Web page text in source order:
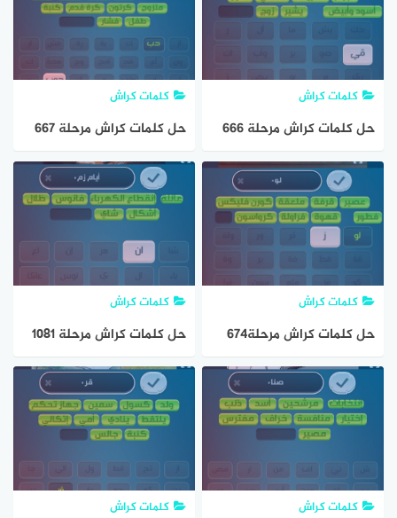
كلمات كراش
حل كلمات كراش مرحلة 666
مقاطع الكلمات
كلمات كراش
حل كلمات كراش مرحلة 667
مقاطع الكلمات
كلمات كراش
حل كلمات كراش مرحلة674
مقاطع الكلمات
كلمات كراش
حل كلمات كراش مرحلة ١٠٨١
مقاطع الكلمات
كلمات كراش كلمات كراش